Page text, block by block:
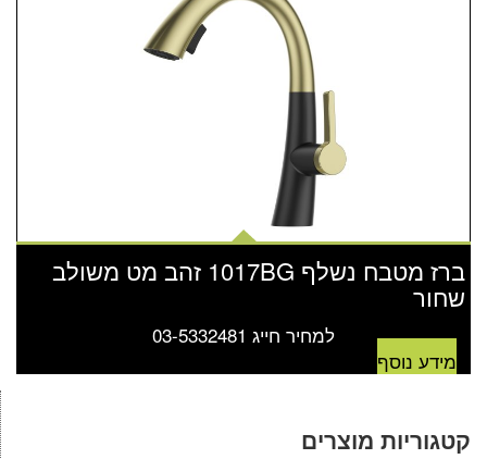
ברז מטבח נשלף 1017BG זהב מט משולב
שחור
למחיר חייג 03-5332481
מידע נוסף
קטגוריות מוצרים